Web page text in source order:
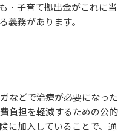
・子育て拠出金がこれに当
義務があります。
などで治療が必要になった
負担を軽減するための公的
に加入していることで、通